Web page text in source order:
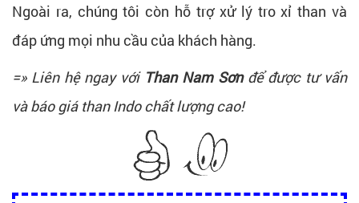
Ngoài ra, chúng tôi còn hỗ trợ xử lý tro xỉ than và
đáp ứng mọi nhu cầu của khách hàng.
=» Liên hệ ngay với Than Nam Sơn để được tư vấn
và báo giá than Indo chất lượng cao!